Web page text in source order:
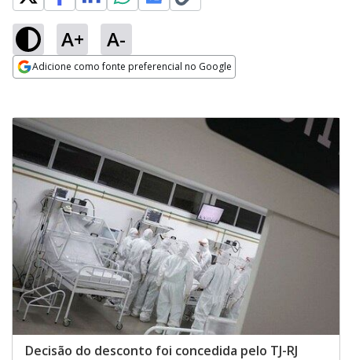
A+ A-
Adicione como fonte preferencial no Google
Decisão do desconto foi concedida pelo TJ-RJ